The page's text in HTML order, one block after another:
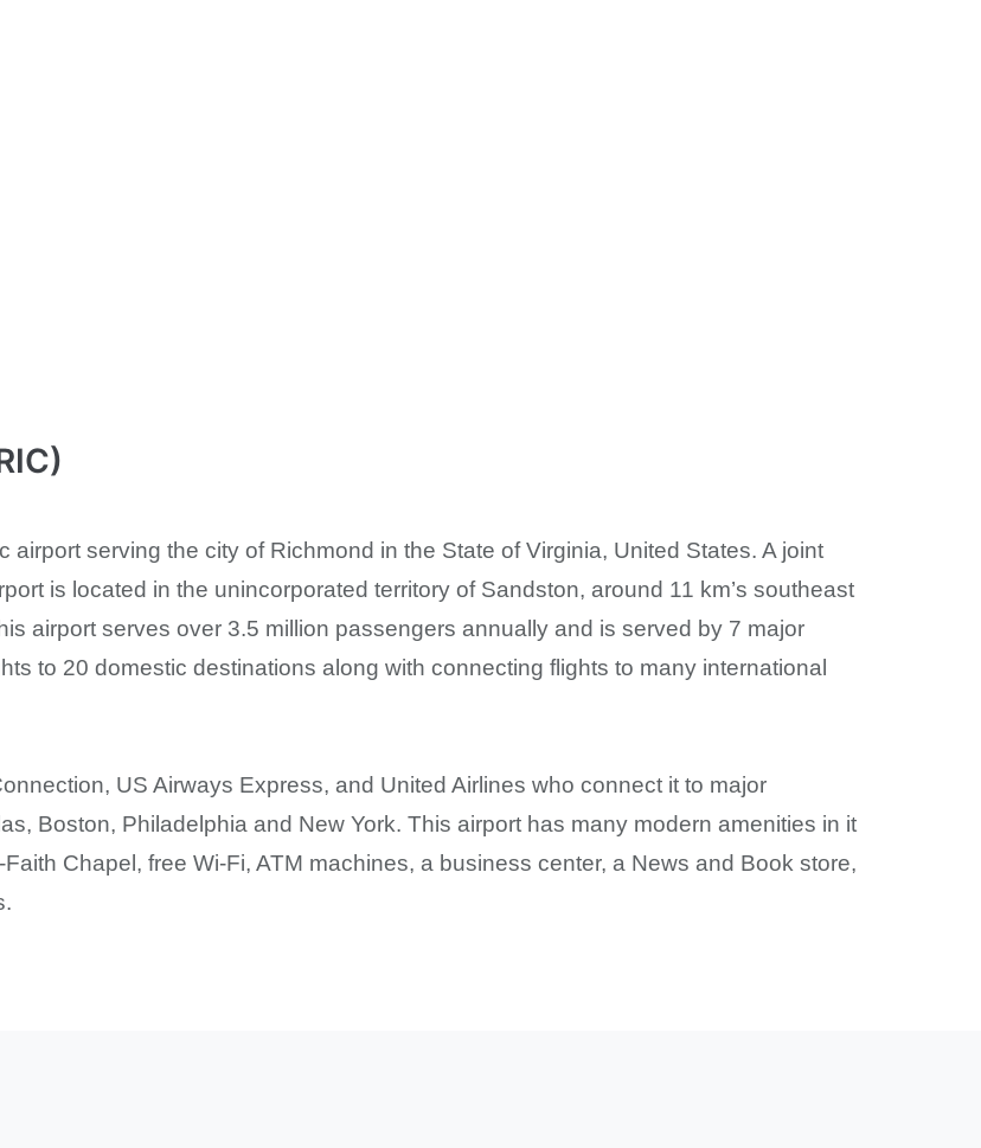
airport serving the city of Richmond in the State of Virginia, United States. A joint
is located in the unincorporated territory of Sandston, around 11 km’s southeast
airport serves over 3.5 million passengers annually and is served by 7 major
to 20 domestic destinations along with connecting flights to many international
US Airways Express, and United Airlines who connect it to major
Boston, Philadelphia and New York. This airport has many modern amenities in it
Chapel, free Wi-Fi, ATM machines, a business center, a News and Book store,